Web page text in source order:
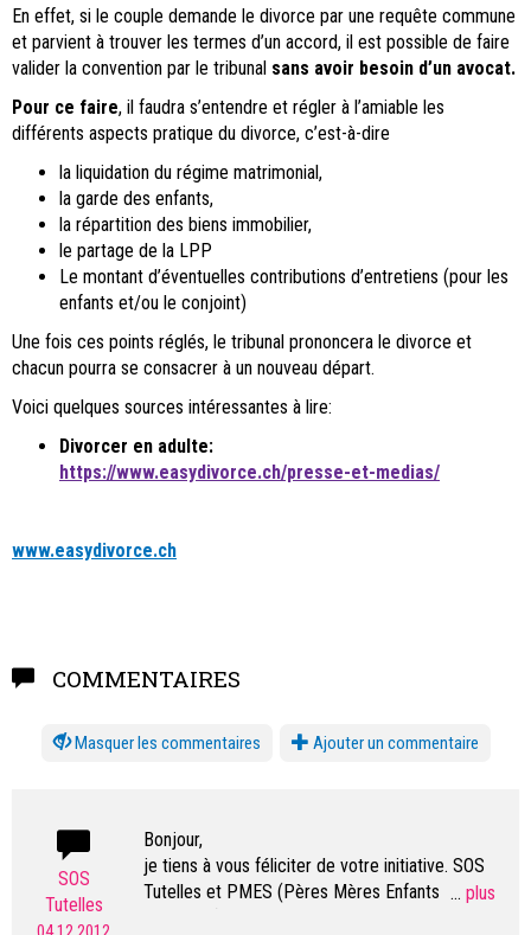
En effet, si le couple demande le divorce par une requête commune
et parvient à trouver les termes d’un accord, il est possible de faire
valider la convention par le tribunal sans avoir besoin d’un avocat.
Pour ce faire, il faudra s’entendre et régler à l’amiable les
différents aspects pratique du divorce, c’est-à-dire
la liquidation du régime matrimonial,
la garde des enfants,
la répartition des biens immobilier,
le partage de la LPP
Le montant d’éventuelles contributions d’entretiens (pour les
enfants et/ou le conjoint)
Une fois ces points réglés, le tribunal prononcera le divorce et
chacun pourra se consacrer à un nouveau départ.
Voici quelques sources intéressantes à lire:
Divorcer en adulte:
https://www.easydivorce.ch/presse-et-medias/
www.easydivorce.ch
COMMENTAIRES
les commentaires Ajouter un commentaire
SOS
Tutelles
Bonjour,
je tiens à vous féliciter de votre initiative. SOS
Tutelles et PMES (Pères Mères Enfants ...